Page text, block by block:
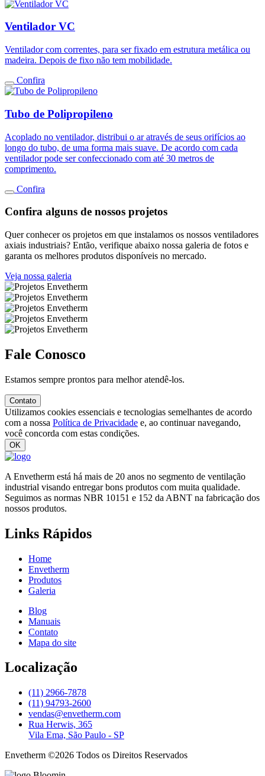
Ventilador VC
Ventilador com correntes, para ser fixado em estrutura metálica ou
madeira. Depois de fixo não tem mobilidade.
Confira
Tubo de Polipropileno
Acoplado no ventilador, distribui o ar através de seus orifícios ao
longo do tubo, de uma forma mais suave. De acordo com cada
ventilador pode ser confeccionado com até 30 metros de
comprimento.
Confira
Confira alguns de nossos projetos
Quer conhecer os projetos em que instalamos os nossos ventiladores
axiais industriais? Então, verifique abaixo nossa galeria de fotos e
garanta os melhores produtos disponíveis no mercado.
Veja nossa galeria
Fale Conosco
Estamos sempre prontos para melhor atendê-los.
Contato
Utilizamos cookies essenciais e tecnologias semelhantes de acordo
com a nossa Política de Privacidade e, ao continuar navegando,
você concorda com estas condições.
OK
A Envetherm está há mais de 20 anos no segmento de ventilação
industrial visando entregar bons produtos com muita qualidade.
Seguimos as normas NBR 10151 e 152 da ABNT na fabricação dos
nossos produtos.
Links Rápidos
Home
Envetherm
Produtos
Galeria
Blog
Manuais
Contato
Mapa do site
Localização
(11) 2966-7878
(11) 94793-2600
vendas@envetherm.com
Rua Herwis, 365
Vila Ema, São Paulo - SP
Envetherm ©2026 Todos os Direitos Reservados